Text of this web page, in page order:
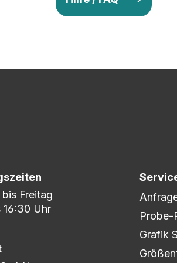
Lagerbestand sind wir in
ab, bis Ihr zu 100% zufrieden seid.
Freitag
16:30 Uhr
Probe-
Grafik